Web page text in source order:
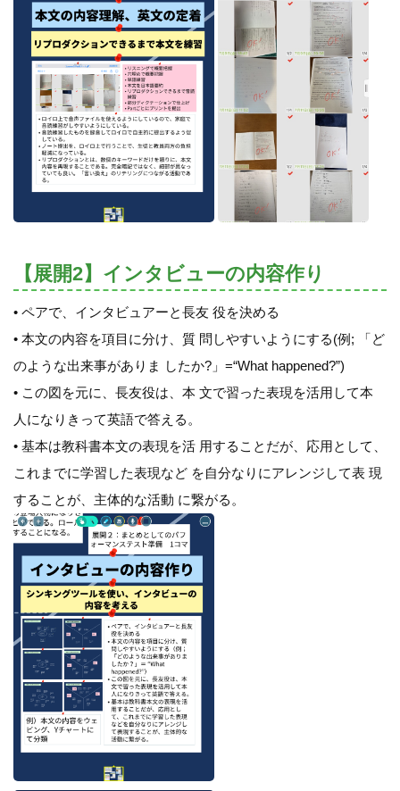
【展開2】インタビューの内容作り
• ペアで、インタビュアーと長友 役を決める
• 本文の内容を項目に分け、質 問しやすいようにする(例; 「ど
のような出来事がありま したか?」=“What happened?”)
• この図を元に、長友役は、本 文で習った表現を活用して本
人になりきって英語で答える。
• 基本は教科書本文の表現を活 用することだが、応用として、
これまでに学習した表現など を自分なりにアレンジして表 現
することが、主体的な活動 に繋がる。